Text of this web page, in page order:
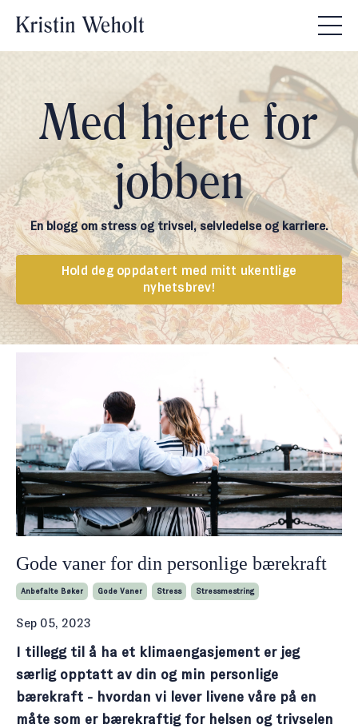
Med hjerte for
jobben
En blogg om stress og trivsel, selvledelse og karriere.
Hold deg oppdatert med mitt ukentlige
nyhetsbrev!
Gode vaner for din personlige bærekraft
Anbefalte Bøker Gode Vaner Stress Stressmestring
Sep 05, 2023
I tillegg til å ha et klimaengasjement er jeg
særlig opptatt av din og min personlige
bærekraft - hvordan vi lever livene våre på en
måte som er bærekraftig for helsen og trivselen